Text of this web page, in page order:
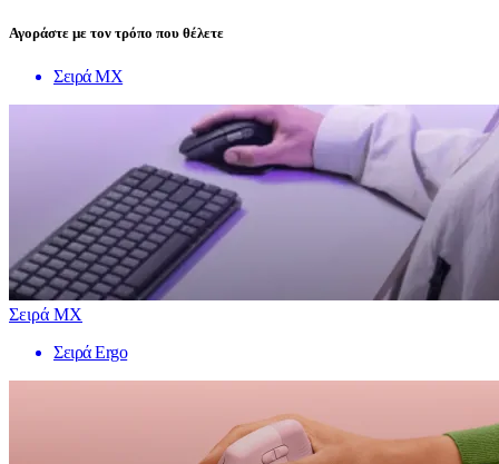
Αγοράστε με τον τρόπο που θέλετε
Σειρά MX
Σειρά MX
Σειρά Ergo